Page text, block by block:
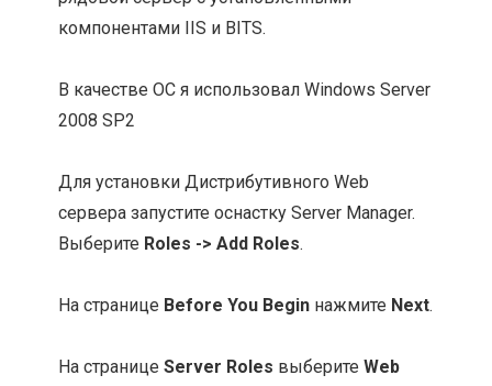
компонентами IIS и BITS.
В качестве ОС я использовал Windows Server
2008 SP2
Для установки Дистрибутивного Web
сервера запустите оснастку Server Manager.
Выберите Roles -> Add Roles.
На странице Before You Begin нажмите Next.
На страницеServer Roles выберитеWeb